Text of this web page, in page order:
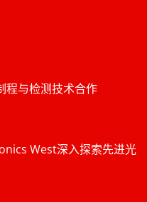
程与检测技术合作
West深入探索先进光